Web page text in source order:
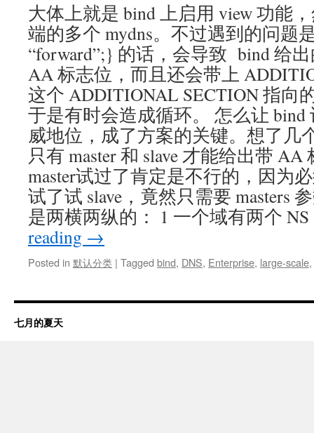
大体上就是 bind 上启用 view 功能
端的多个 mydns。不过遇到的问题
“forward”;} 的话，会导致 bind 给
AA 标志位，而且还会带上
这个 ADDITIONAL SECTION 指向
于是有时会造成循环。 怎么让
威地位，成了方案的关键。想了几
只有 master 和 slave 才能给出带
master试过了肯定是不行的，因为
试了试 slave，竟然只需要 masters
是两横两纵的： 1 一个域有两个
reading →
Posted in 默认分类 | Tagged bind, DNS, Enterprise, large-scale,
七月的夏天